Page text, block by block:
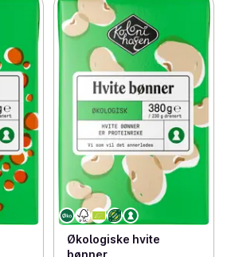
Økologiske hvite
bønner